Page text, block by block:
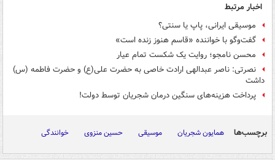
اخبار مرتبط
موسیقی ایرانی، پاپ یا سنتی؟
گفت‌وگو با خواننده «قاسم هنوز زنده است»
محسن نامجو؛ روایت یک شکست تمام عیار
نصرتی: ناصر عبدالهی ارادت خاصی به حضرت علی(ع) و حضرت فاطمه (س)
داشت
پرداخت هزینه‌های سنگین درمان شجریان توسط دولت!
برچسب‌ها همایون شجریان موسیقی حسین منزوی خوانندگی